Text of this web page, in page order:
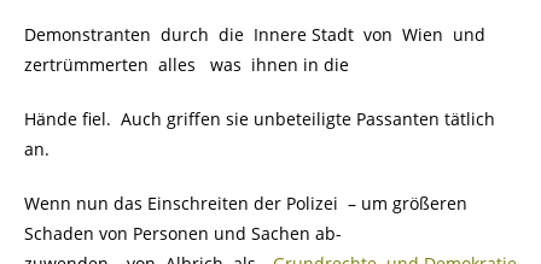
Demonstranten durch die Innere Stadt von Wien und
zertrümmerten alles was ihnen in die
Hände fiel. Auch griffen sie unbeteiligte Passanten tätlich
an.
Wenn nun das Einschreiten der Polizei – um größeren
Schaden von Personen und Sachen ab-